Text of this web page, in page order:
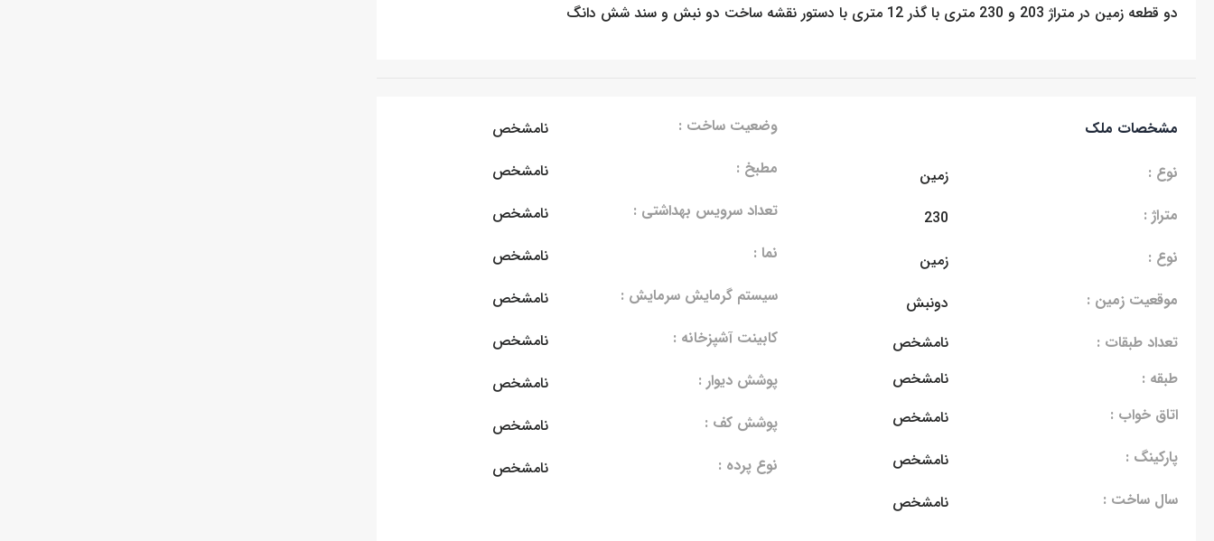
دو قطعه زمین در متراژ 203 و 230 متری با گذر 12 متری با دستور نقشه ساخت دو نبش و سند شش دانگ
مشخصات ملک
نوع :
زمین
متراژ :
230
نوع :
زمین
موقعیت زمین :
دونبش
تعداد طبقات :
نامشخص
طبقه :
نامشخص
اتاق خواب :
نامشخص
پارکینگ :
نامشخص
سال ساخت :
نامشخص
وضعیت ساخت :
نامشخص
مطبخ :
نامشخص
تعداد سرویس بهداشتی :
نامشخص
نما :
نامشخص
سیستم گرمایش سرمایش :
نامشخص
کابینت آشپزخانه :
نامشخص
پوشش دیوار :
نامشخص
پوشش کف :
نامشخص
نوع پرده :
نامشخص